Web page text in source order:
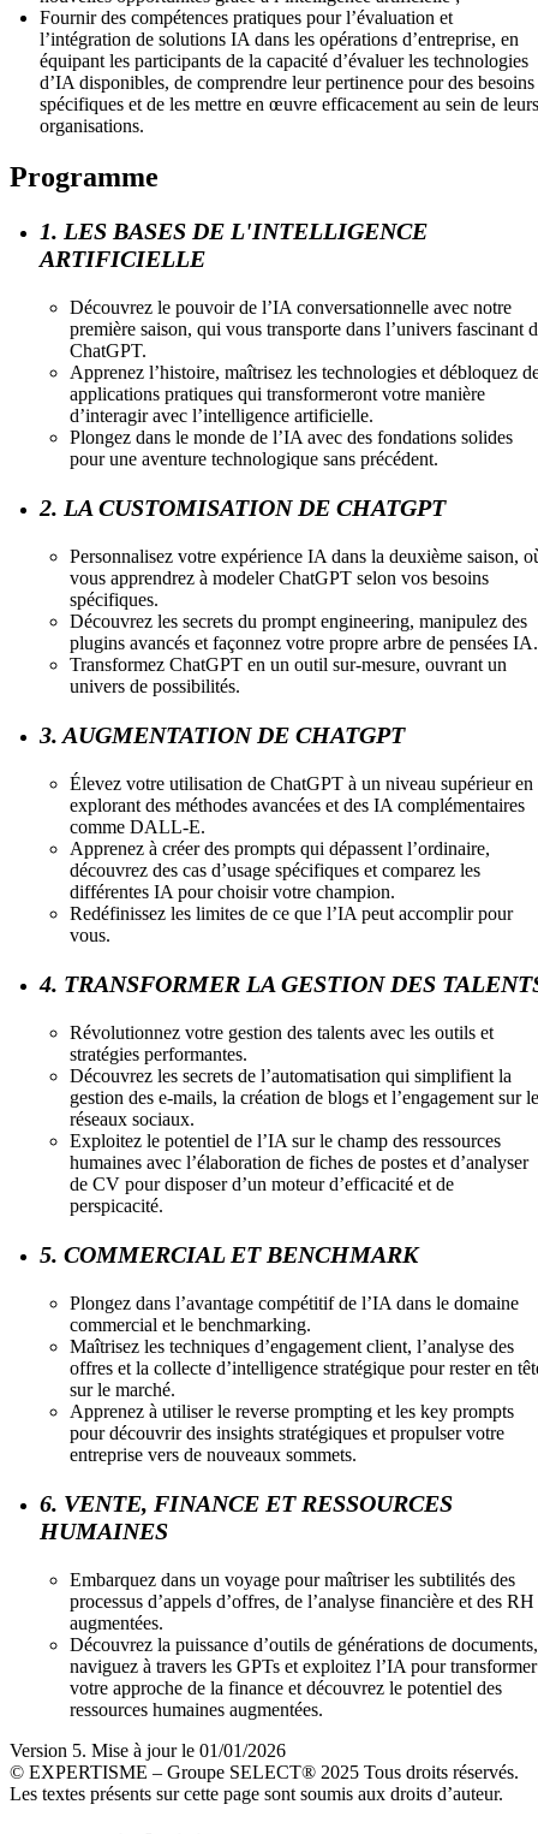
Fournir des compétences pratiques pour l’évaluation et
l’intégration de solutions IA dans les opérations d’entreprise, en
équipant les participants de la capacité d’évaluer les technologies
d’IA disponibles, de comprendre leur pertinence pour des besoins
spécifiques et de les mettre en œuvre efficacement au sein de leurs
organisations.
Programme
1. LES BASES DE L'INTELLIGENCE
ARTIFICIELLE
Découvrez le pouvoir de l’IA conversationnelle avec notre
première saison, qui vous transporte dans l’univers fascinant
ChatGPT.
Apprenez l’histoire, maîtrisez les technologies et débloquez
applications pratiques qui transformeront votre manière
d’interagir avec l’intelligence artificielle.
Plongez dans le monde de l’IA avec des fondations solides
pour une aventure technologique sans précédent.
2. LA CUSTOMISATION DE CHATGPT
Personnalisez votre expérience IA dans la deuxième saison,
vous apprendrez à modeler ChatGPT selon vos besoins
spécifiques.
Découvrez les secrets du prompt engineering, manipulez des
plugins avancés et façonnez votre propre arbre de pensées IA.
Transformez ChatGPT en un outil sur-mesure, ouvrant un
univers de possibilités.
3. AUGMENTATION DE CHATGPT
Élevez votre utilisation de ChatGPT à un niveau supérieur en
explorant des méthodes avancées et des IA complémentaires
comme DALL-E.
Apprenez à créer des prompts qui dépassent l’ordinaire,
découvrez des cas d’usage spécifiques et comparez les
différentes IA pour choisir votre champion.
Redéfinissez les limites de ce que l’IA peut accomplir pour
vous.
4. TRANSFORMER LA GESTION DES
Révolutionnez votre gestion des talents avec les outils et
stratégies performantes.
Découvrez les secrets de l’automatisation qui simplifient la
gestion des e-mails, la création de blogs et l’engagement sur
réseaux sociaux.
Exploitez le potentiel de l’IA sur le champ des ressources
humaines avec l’élaboration de fiches de postes et d’analyser
de CV pour disposer d’un moteur d’efficacité et de
perspicacité.
5. COMMERCIAL ET BENCHMARK
Plongez dans l’avantage compétitif de l’IA dans le domaine
commercial et le benchmarking.
Maîtrisez les techniques d’engagement client, l’analyse des
offres et la collecte d’intelligence stratégique pour rester en
sur le marché.
Apprenez à utiliser le reverse prompting et les key prompts
pour découvrir des insights stratégiques et propulser votre
entreprise vers de nouveaux sommets.
6. VENTE, FINANCE ET RESSOURCES
HUMAINES
Embarquez dans un voyage pour maîtriser les subtilités des
processus d’appels d’offres, de l’analyse financière et des RH
augmentées.
Découvrez la puissance d’outils de générations de documents,
naviguez à travers les GPTs et exploitez l’IA pour transformer
votre approche de la finance et découvrez le potentiel des
ressources humaines augmentées.
Version 5. Mise à jour le 01/01/2026
© EXPERTISME – Groupe SELECT® 2025 Tous droits réservés.
Les textes présents sur cette page sont soumis aux droits d’auteur.